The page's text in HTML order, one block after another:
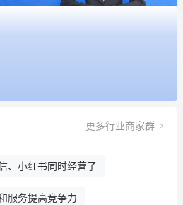
更多行业商家群
服务提高竞争力
推荐大家看一下
、小红书同时经营了
服务提高竞争力
好啦❤️